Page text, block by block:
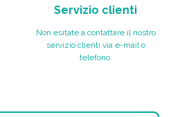
Servizio clienti
Non esitate a contattare il nostro
servizio clienti via e-mail o
telefono.